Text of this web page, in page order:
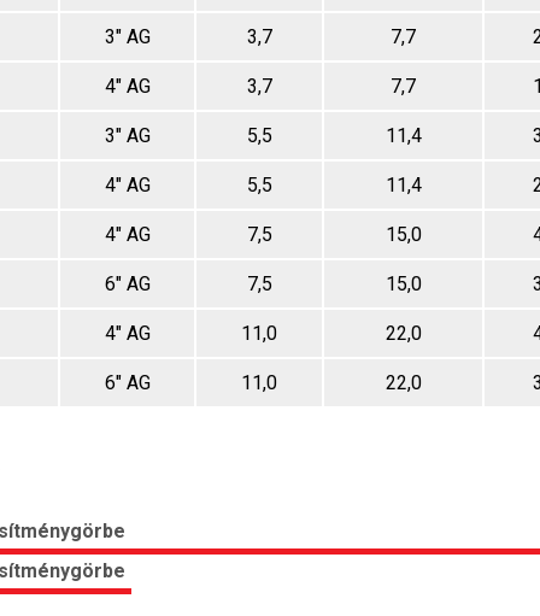
3" AG 3,7 7,7
4" AG 3,7 7,7
3" AG 5,5 11,4
4" AG 5,5 11,4
4" AG 7,5 15,0
6" AG 7,5 15,0
4" AG 11,0 22,0
6" AG 11,0 22,0